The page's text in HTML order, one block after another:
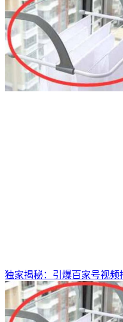
独家揭秘：引爆百家号视频